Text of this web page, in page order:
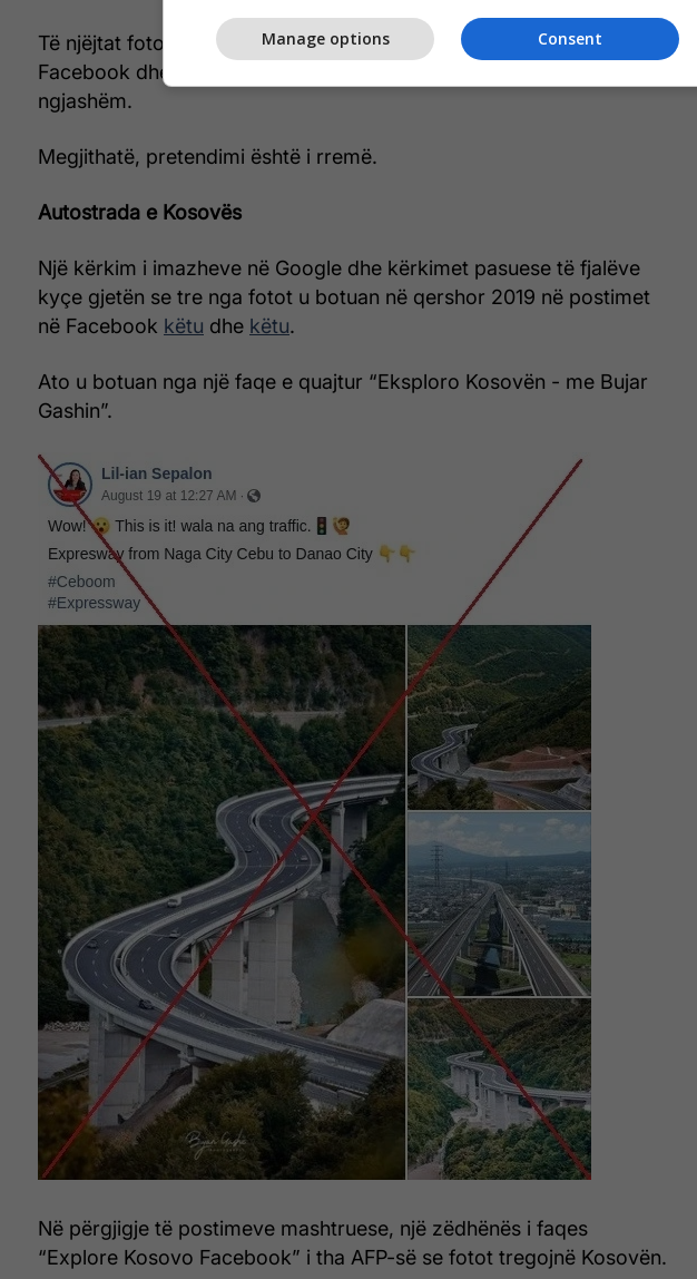
Të njëjtat fotografi u ndanë gjithashtukëtu , këtu këtunë
Facebook dhe
ngjashëm.
Megjithatë, pretendimi është i rremë.
Autostrada e Kosovës
Një kërkim i imazheve në Google dhe kërkimet pasuese të fjalëve
kyçe gjetën se tre nga fotot u botuan në qershor 2019 në postimet
në Facebook këtu dhe këtu.
Ato u botuan nga një faqe e quajtur “Eksploro Kosovën - me Bujar
Gashin”.
Në përgjigje të postimeve mashtruese, një zëdhënës i faqes
“Explore Kosovo Facebook” i tha AFP-së se fotot tregojnë Kosovën.
Consent
Manage options